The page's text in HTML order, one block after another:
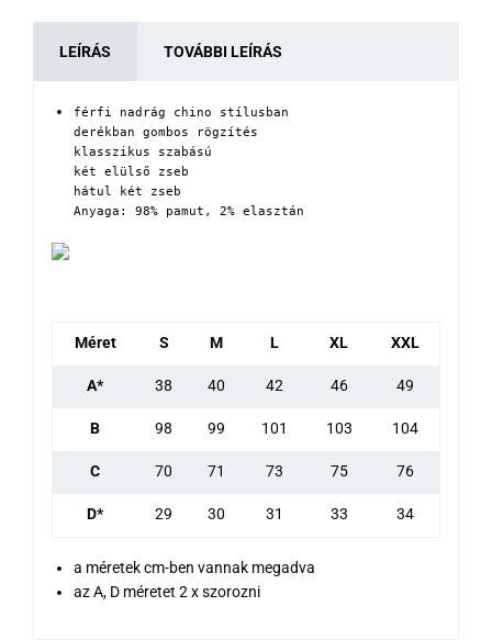
LEÍRÁS TOVÁBBI LEÍRÁS
férfi nadrág chino stílusban
derékban gombos rögzítés
klasszikus szabású
két elülső zseb
hátul két zseb
Anyaga: 98% pamut, 2% elasztán
Méret S M L XL XXL
A* 38 40 42 46 49
B 98 99 101 103 104
C 70 71 73 75 76
D* 29 30 31 33 34
a méretek cm-ben vannak megadva
az A, D méretet 2 x szorozni